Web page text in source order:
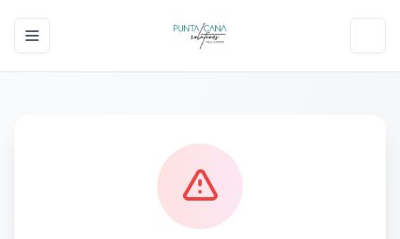
Toggle navigation menu